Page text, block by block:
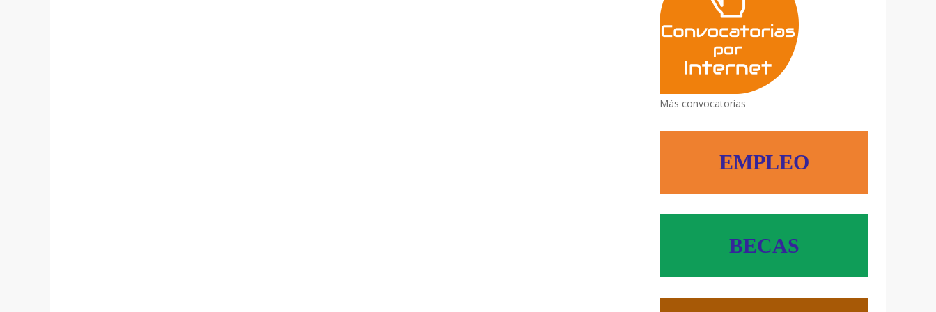
Más convocatorias
EMPLEO
BECAS